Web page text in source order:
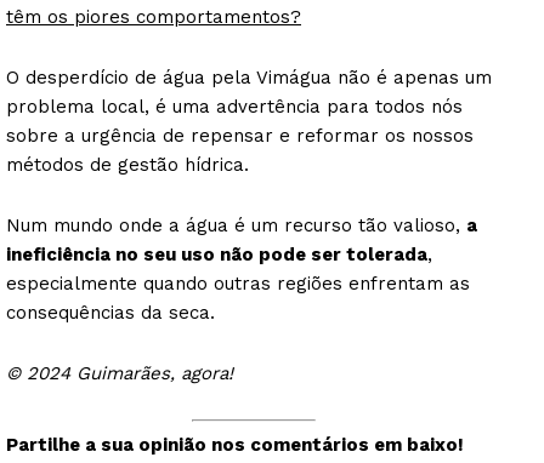
têm os piores comportamentos?
O desperdício de água pela Vimágua não é apenas um
problema local, é uma advertência para todos nós
sobre a urgência de repensar e reformar os nossos
métodos de gestão hídrica.
Num mundo onde a água é um recurso tão valioso, a
ineficiência no seu uso não pode ser tolerada,
especialmente quando outras regiões enfrentam as
consequências da seca.
© 2024 Guimarães, agora!
Partilhe a sua opinião nos comentários em baixo!